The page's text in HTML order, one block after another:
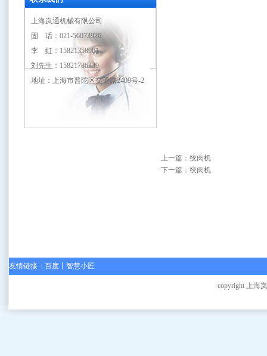
上海岚通机械有限公司
固 话：021-56073926
李 虹：15821358961
刘先生：15821786339
地址：上海市普陀区交通路2409号-2
上一篇： 绞肉机
下一篇： 绞肉机
友情链接： 百度 智慧小匠
copyright 上海